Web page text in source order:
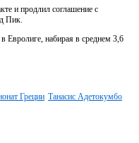
и продлил соглашение с
Пик.
Евролиге, набирая в среднем 3,6
Греции Танасис Адетокумбо